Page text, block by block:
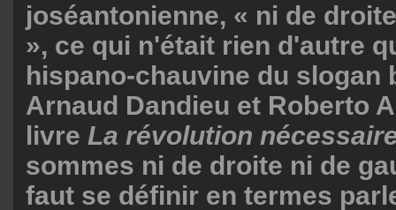
joséantonienne, « ni de
», ce qui n'était rien d'autre
hispano-chauvine du slogan
Arnaud Dandieu et Roberto
livre La révolution
sommes ni de droite ni de
faut se définir en termes